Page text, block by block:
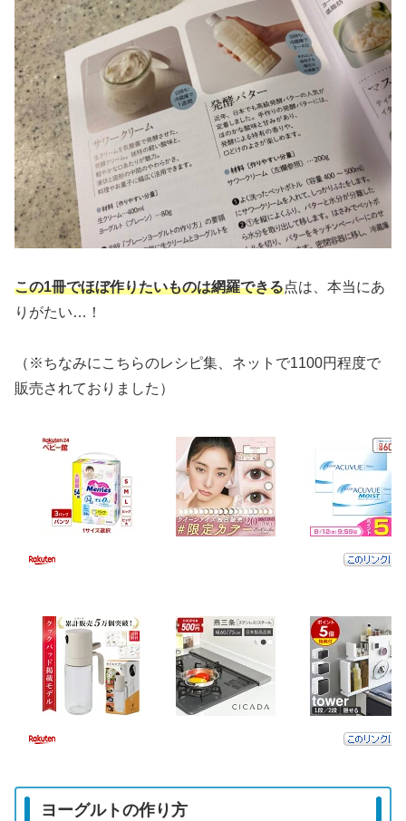
この1冊でほぼ作りたいものは網羅できる点は、本当にあ
りがたい…！
（※ちなみにこちらのレシピ集、ネットで1100円程度で
販売されておりました）
ヨーグルトの作り方